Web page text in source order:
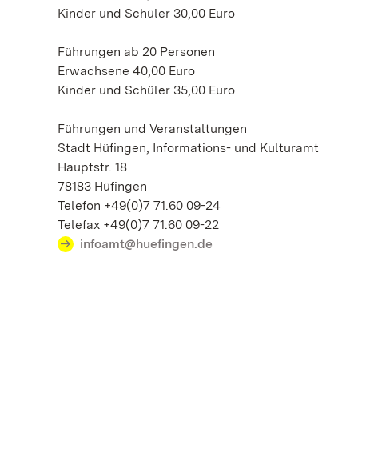
Kinder und Schüler 30,00 Euro
Führungen ab 20 Personen
Erwachsene 40,00 Euro
Kinder und Schüler 35,00 Euro
Führungen und Veranstaltungen
Stadt Hüfingen, Informations- und Kulturamt
Hauptstr. 18
78183 Hüfingen
Telefon +49(0)7 71.60 09-24
Telefax +49(0)7 71.60 09-22
infoamt@huefingen.de